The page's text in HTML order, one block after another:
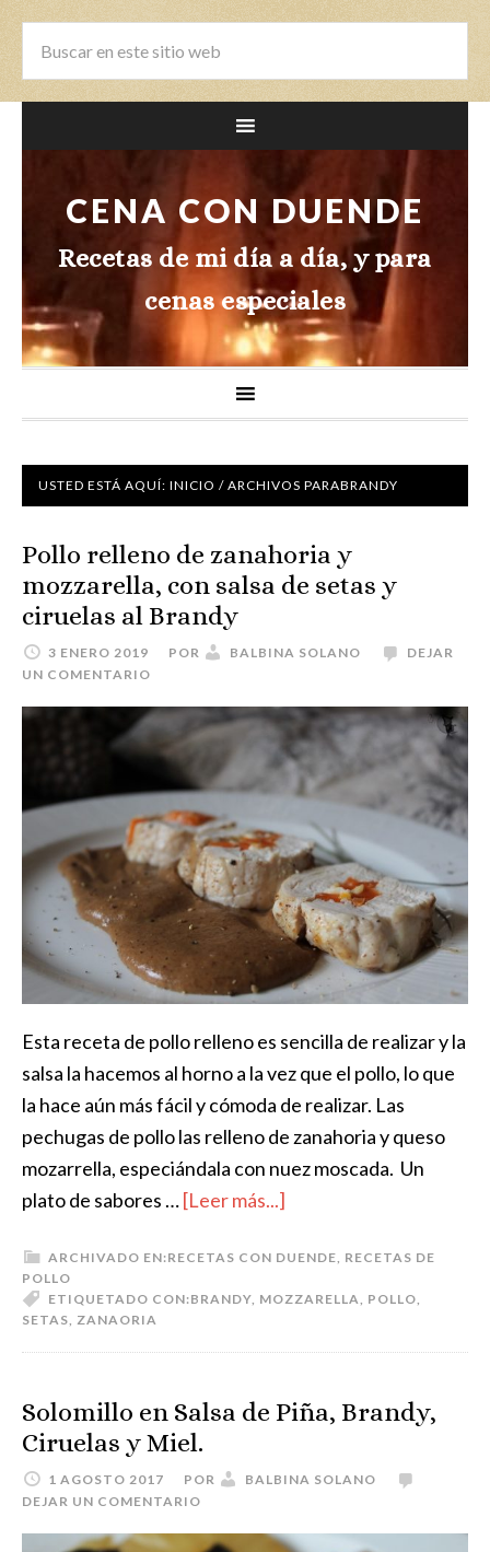
CENA CON DUENDE
Recetas de mi día a día, y para
cenas especiales
USTED ESTÁ AQUÍ: INICIO / ARCHIVOS PARABRANDY
Pollo relleno de zanahoria y
mozzarella, con salsa de setas y
ciruelas al Brandy
3 ENERO 2019 POR BALBINA SOLANO
DEJAR
UN COMENTARIO
Esta receta de pollo relleno es sencilla de realizar y la
salsa la hacemos al horno a la vez que el pollo, lo que
la hace aún más fácil y cómoda de realizar. Las
pechugas de pollo las relleno de zanahoria y queso
mozarrella, especiándala con nuez moscada. Un
plato de sabores …[Leer más...]
ARCHIVADO EN:RECETAS CON DUENDE RECETAS DE
POLLO
ETIQUETADO CON:BRANDY MOZZARELLA POLLO
SETAS ZANAORIA
Solomillo en Salsa de Piña, Brandy,
Ciruelas y Miel.
1 AGOSTO 2017 POR
BALBINA SOLANO
DEJAR UN COMENTARIO